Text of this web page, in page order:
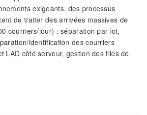
exigeants, des processus
de traiter des arrivées massives de
courriers/jour) : séparation par lot,
identification des courriers
LAD côté serveur, gestion des files de